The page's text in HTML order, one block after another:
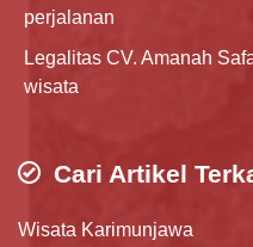
perjalanan
Legalitas CV. Amanah
wisata
Cari Artikel
Wisata Karimunjawa